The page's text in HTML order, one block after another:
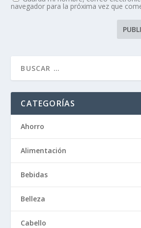
navegador para la próxima vez que
CATEGORÍAS
Ahorro
Alimentación
Bebidas
Belleza
Cabello